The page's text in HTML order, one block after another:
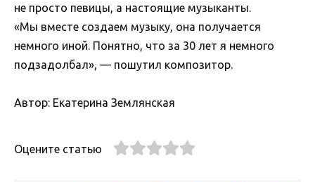
не просто певицы, а настоящие музыканты.
«Мы вместе создаем музыку, она получается
немного иной. Понятно, что за 30 лет я немного
подзадолбал», — пошутил композитор.
Автор: Екатерина Землянская
Оцените статью